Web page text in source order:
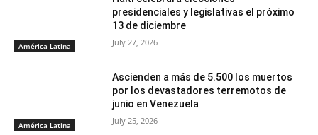
América Latina
presidenciales y legislativas el próximo
13 de diciembre
July 27, 2026
América Latina
Ascienden a más de 5.500 los muertos
por los devastadores terremotos de
junio en Venezuela
July 25, 2026